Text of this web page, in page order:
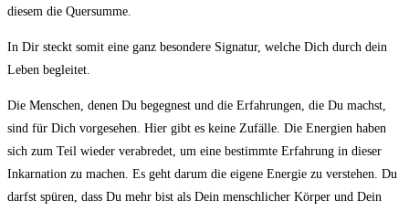
diesem die Quersumme.
In Dir steckt somit eine ganz besondere Signatur, welche Dich durch dein
Leben begleitet.
Die Menschen, denen Du begegnest und die Erfahrungen, die Du machst,
sind für Dich vorgesehen. Hier gibt es keine Zufälle. Die Energien haben
sich zum Teil wieder verabredet, um eine bestimmte Erfahrung in dieser
Inkarnation zu machen. Es geht darum die eigene Energie zu verstehen. Du
darfst spüren, dass Du mehr bist als Dein menschlicher Körper und Dein